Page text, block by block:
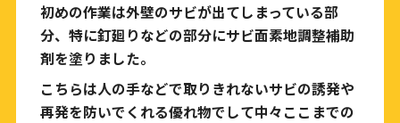
初めの作業は外壁のサビが出てしまっている部
分、特に釘廻りなどの部分にサビ面素地調整補助
剤を塗りました。
こちらは人の手などで取りきれないサビの誘発や
再発を防いでくれる優れ物でして中々ここまでの